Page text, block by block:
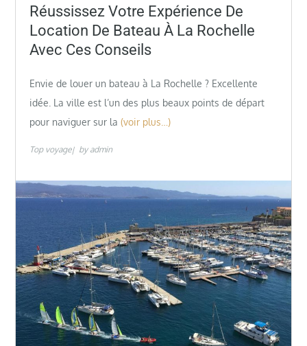
on
Réussissez Votre Expérience De
Location De Bateau À La Rochelle
Avec Ces Conseils
Envie de louer un bateau à La Rochelle ? Excellente
idée. La ville est l’un des plus beaux points de départ
pour naviguer sur la (voir plus…)
Top voyage by admin